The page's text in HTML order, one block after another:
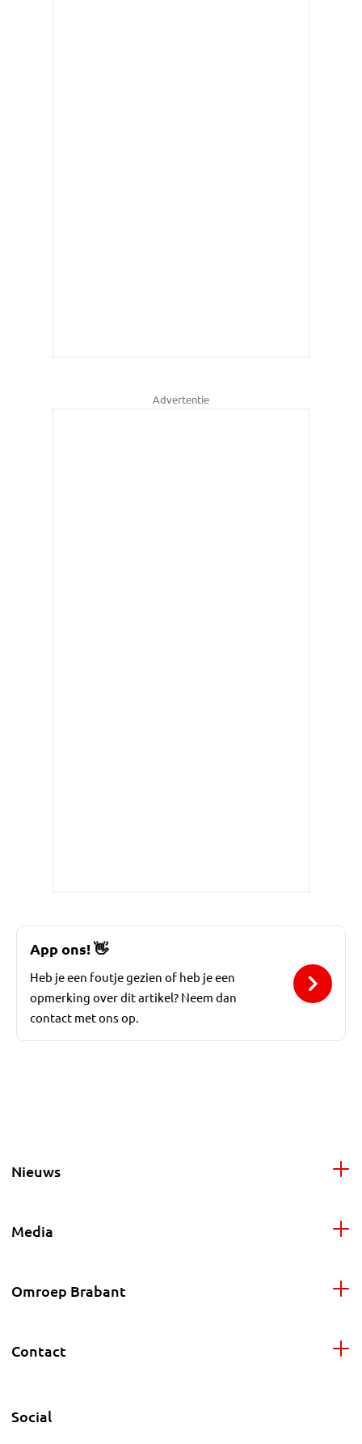
Advertentie
App ons!👋
Heb je een foutje gezien of heb je een
opmerking over dit artikel? Neem dan
contact met ons op.
Nieuws
Media
Omroep Brabant
Contact
Social